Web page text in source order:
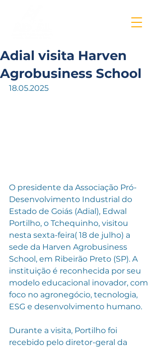
Adial visita Harven
Agrobusiness School
18.05.2025
O presidente da Associação Pró-
Desenvolvimento Industrial do
Estado de Goiás (Adial), Edwal
Portilho, o Tchequinho, visitou
nesta sexta-feira( 18 de julho) a
sede da Harven Agrobusiness
School, em Ribeirão Preto (SP). A
instituição é reconhecida por seu
modelo educacional inovador, com
foco no agronegócio, tecnologia,
ESG e desenvolvimento humano.
Durante a visita, Portilho foi
recebido pelo diretor-geral da